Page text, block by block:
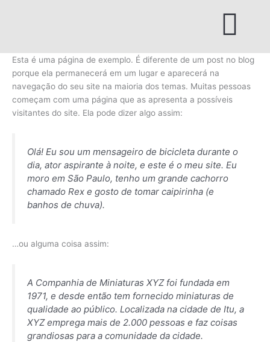
Esta é uma página de exemplo. É diferente de um post no blog
porque ela permanecerá em um lugar e aparecerá na
navegação do seu site na maioria dos temas. Muitas pessoas
começam com uma página que as apresenta a possíveis
visitantes do site. Ela pode dizer algo assim:
Olá! Eu sou um mensageiro de bicicleta durante o
dia, ator aspirante à noite, e este é o meu site. Eu
moro em São Paulo, tenho um grande cachorro
chamado Rex e gosto de tomar caipirinha (e
banhos de chuva).
…ou alguma coisa assim:
A Companhia de Miniaturas XYZ foi fundada em
1971, e desde então tem fornecido miniaturas de
qualidade ao público. Localizada na cidade de Itu, a
XYZ emprega mais de 2.000 pessoas e faz coisas
grandiosas para a comunidade da cidade.